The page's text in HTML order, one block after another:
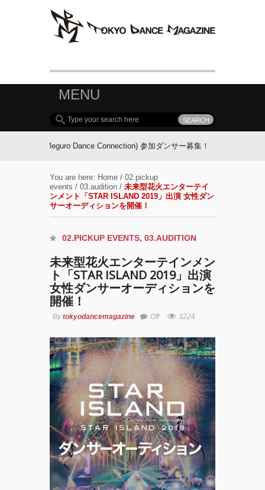
MENU
MDC(Meguro Dance Connection) 参加ダンサー募集！
You are here: Home / 02.pickup
events / 03.audition / 未来型花火エンターテイ
ンメント「STAR ISLAND 2019」出演 女性ダン
サーオーディションを開催！
02.PICKUP EVENTS, 03.AUDITION
未来型花火エンターテインメン
ト「STAR ISLAND 2019」出演
女性ダンサーオーディションを
開催！
Bytokyodancemagazine Off 3224